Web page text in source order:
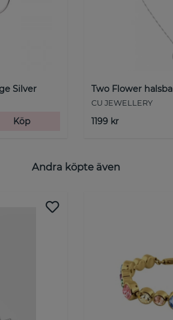
Silver
Köp
Two Flower
CU JEWELLERY
1199 kr
Andra köpte även